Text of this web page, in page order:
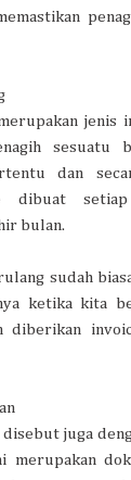
jenis
sesuatu
dan
dibuat
bulan.
sudah
ketika kita
diberikan
disebut juga
merupakan